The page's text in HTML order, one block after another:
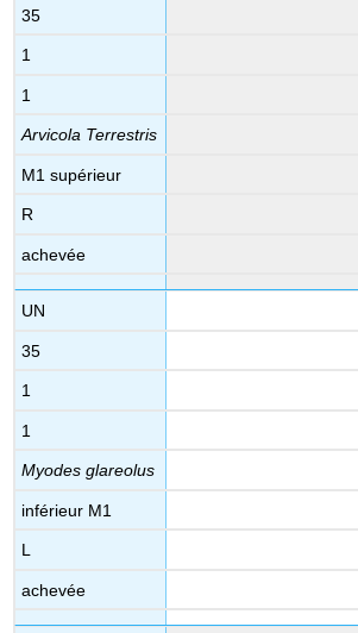
35
1
1
Arvicola Terrestris
M1 supérieur
R
achevée
UN
35
1
1
Myodes glareolus
inférieur M1
L
achevée